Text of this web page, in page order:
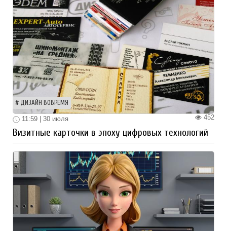
ДИЗАЙН ВОВРЕМЯ
452
11:59 | 30 июля
Визитные карточки в эпоху цифровых технологий